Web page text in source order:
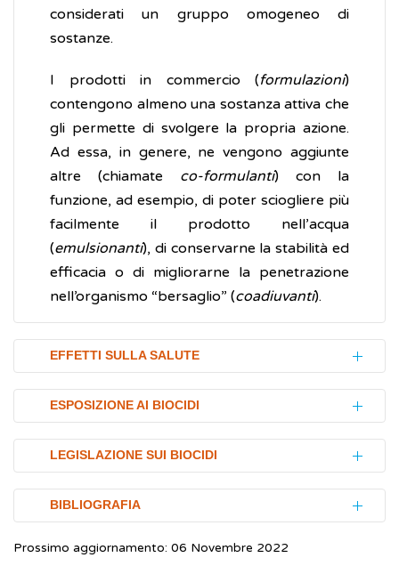
considerati un gruppo omogeneo di
sostanze.
I prodotti in commercio (formulazioni)
contengono almeno una sostanza attiva che
gli permette di svolgere la propria azione.
Ad essa, in genere, ne vengono aggiunte
altre (chiamate co-formulanti) con la
funzione, ad esempio, di poter sciogliere più
facilmente il prodotto nell’acqua
(emulsionanti), di conservarne la stabilità ed
efficacia o di migliorarne la penetrazione
nell’organismo “bersaglio” (coadiuvanti).
EFFETTI SULLA SALUTE
L’utilizzo di biocidi ha sicuramente molti
aspetti positivi e utili, come la possibilità di
disinfettare efficacemente strumenti medici
e superfici nelle sale chirurgiche e negli
ospedali. Nella vita quotidiana, tali sostanze
consentono di medicare piccole ferite e, in
generale, di migliorare le condizioni igieniche
ESPOSIZIONE AI BIOCIDI
L’esposizione ai biocidi può essere di tipo
professionale, sia per i lavoratori coinvolti
nella produzione, trasporto e
immagazzinamento di tali prodotti, sia per gli
operatori che li utilizzano (ad esempio,
LEGISLAZIONE SUI BIOCIDI
I prodotti biocidi possono essere venduti o
utilizzati solo dopo specifica autorizzazione.
BIBLIOGRAFIA
Regolamento (UE) n.528/2012 del
Prossimo aggiornamento: 06 Novembre 2022